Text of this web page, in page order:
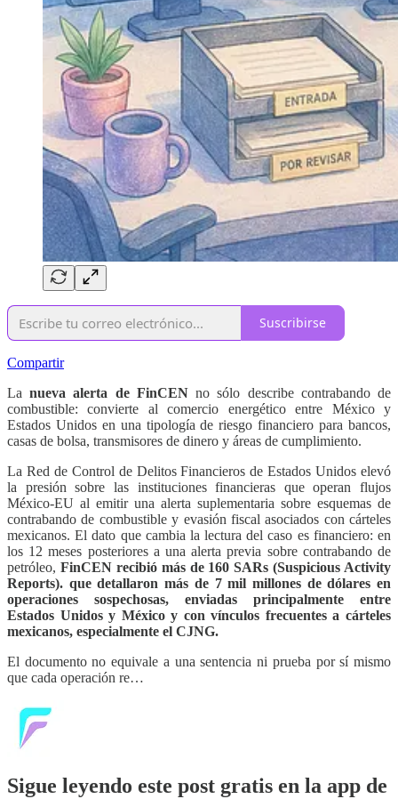
Suscribirse
Compartir
Lanueva alerta de FinCENno sólo describe contrabando de
combustible: convierte al comercio energético entre México y
Estados Unidos en una tipología de riesgo financiero para bancos,
casas de bolsa, transmisores de dinero y áreas de cumplimiento.
La Red de Control de Delitos Financieros de Estados Unidos elevó
la presión sobre las instituciones financieras que operan flujos
México-EU al emitir una alerta suplementaria sobre esquemas de
contrabando de combustible y evasión fiscal asociados con cárteles
mexicanos. El dato que cambia la lectura del caso es financiero: en
los 12 meses posteriores a una alerta previa sobre contrabando de
petróleo, FinCEN recibió más de 160 SARs (Suspicious Activity
Reports). que detallaron más de 7 mil millones de dólares en
operaciones sospechosas, enviadas principalmente entre
Estados Unidos y México y con vínculos frecuentes a cárteles
mexicanos, especialmente el CJNG.
El documento no equivale a una sentencia ni prueba por sí mismo
que cada operación re…
Sigue leyendo este post gratis en la app de